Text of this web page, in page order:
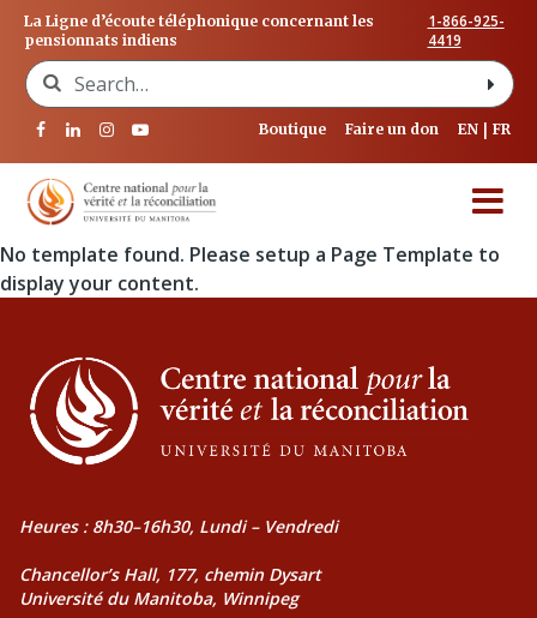
La Ligne d’écoute téléphonique concernant les
pensionnats indiens
1-866-925-
4419
Search for:
Boutique Faire un don EN FR
No template found. Please setup a Page Template to
display your content.
Heures : 8h30–16h30, Lundi – Vendredi
Chancellor’s Hall, 177, chemin Dysart
Université du Manitoba, Winnipeg